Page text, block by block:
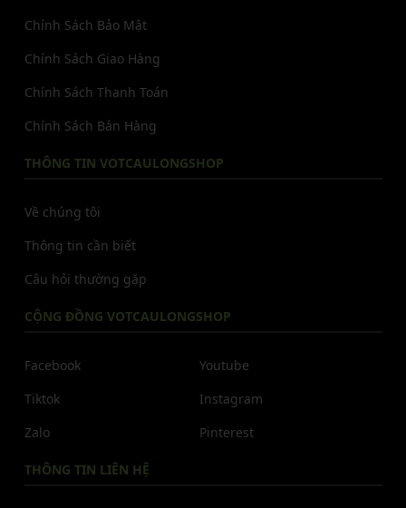
Chính Sách Bảo Mật
Chính Sách Giao Hàng
Chính Sách Thanh Toán
Chính Sách Bán Hàng
THÔNG TIN VOTCAULONGSHOP
Về chúng tôi
Thông tin cần biết
Câu hỏi thường gặp
CỘNG ĐỒNG VOTCAULONGSHOP
Facebook
Tiktok
Zalo
Youtube
Instagram
Pinterest
THÔNG TIN LIÊN HỆ